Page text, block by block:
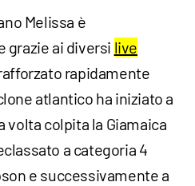
Melissa è
grazie ai diversi live
rapidamente
atlantico ha iniziato a
volta colpita la Giamaica
a categoria 4
e successivamente a